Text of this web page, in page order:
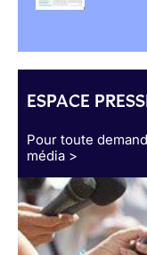
ESPACE
Pour toute
média >